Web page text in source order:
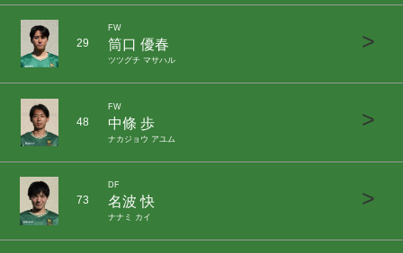
29
FW
筒口 優春
ツツグチ マサハル
>
48
FW
中條 歩
ナカジョウ アユム
>
73
DF
名波 快
ナナミ カイ
>